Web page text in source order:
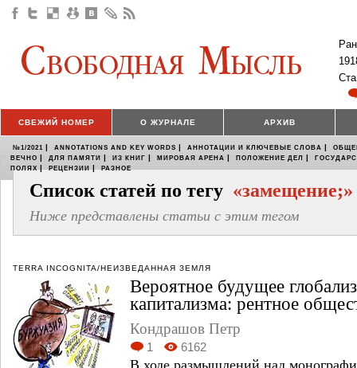
СВЕЖИЙ НОМЕР О ЖУРНАЛЕ АРХИВ
№1/2021 | ANNOTATIONS AND KEY WORDS | АННОТАЦИИ И КЛЮЧЕВЫЕ СЛОВА |
ВЕЧНО | ДЛЯ ПАМЯТИ | ИЗ КНИГ | МИРОВАЯ АРЕНА | ПОЛОЖЕНИЕ ДЕЛ |
ПОЛЯХ | РЕЦЕНЗИИ | РАЗНОЕ
Список статей по тегу «замещение;»
Ниже представлены статьи с этим тегом
TERRA INCOGNITA/НЕИЗВЕДАННАЯ ЗЕМЛЯ
Вероятное будущее
капитализма: рентное
Кондрашов Петр
1 6162
В ходе размышлений над